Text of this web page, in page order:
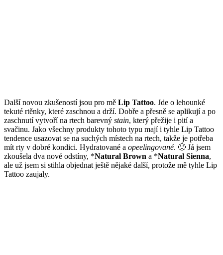
Další novou zkušeností jsou pro mě Lip Tattoo. Jde o lehounké
tekuté rtěnky, které zaschnou a drží. Dobře a přesně se aplikují a po
zaschnutí vytvoří na rtech barevný stain, který přežije i pití a
svačinu. Jako všechny produkty tohoto typu mají i tyhle Lip Tattoo
tendence usazovat se na suchých místech na rtech, takže je potřeba
mít rty v dobré kondici. Hydratované a opeelingované. 🙂 Já jsem
zkoušela dva nové odstíny, *Natural Brown a *Natural Sienna,
ale už jsem si stihla objednat ještě nějaké další, protože mě tyhle Lip
Tattoo zaujaly.